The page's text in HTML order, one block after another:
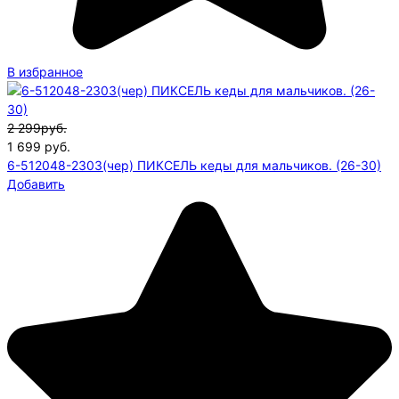
В избранное
2 299руб.
1 699 руб.
6-512048-2303(чер) ПИКСЕЛЬ кеды для мальчиков. (26-30)
Добавить